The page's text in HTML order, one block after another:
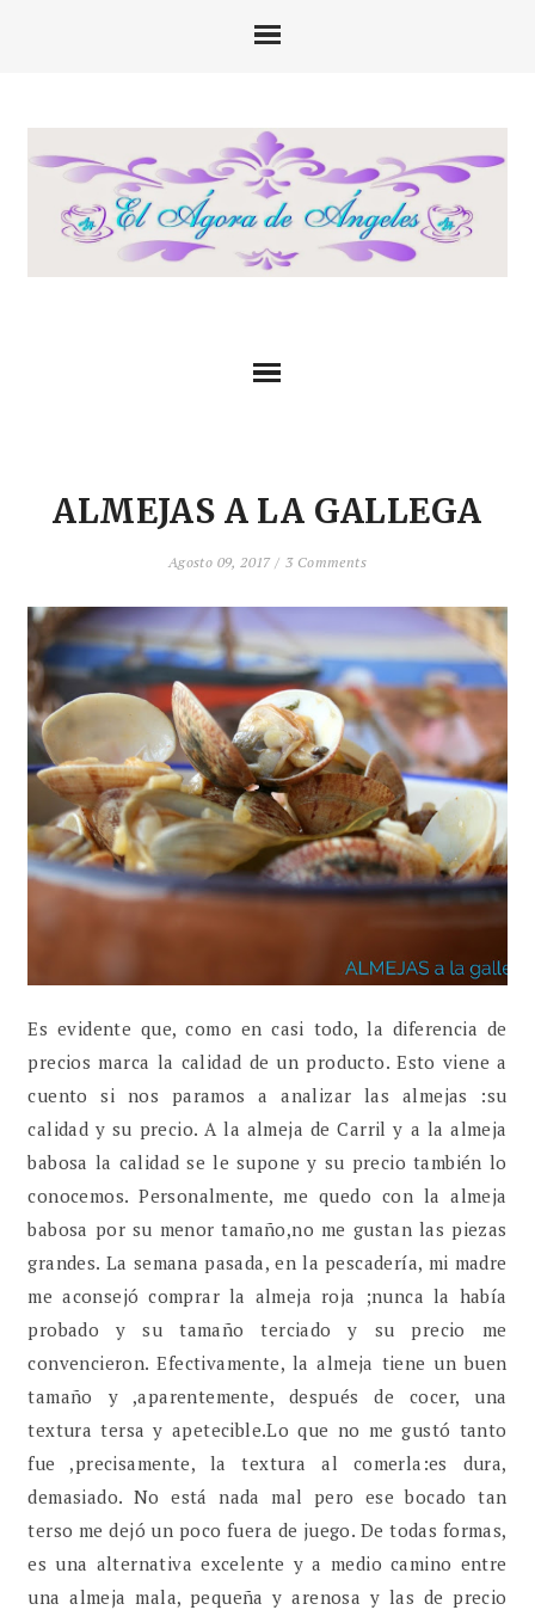
ALMEJAS A LA GALLEGA
Agosto 09, 2017 / 3 Comments
Es evidente que, como en casi todo, la diferencia de
precios marca la calidad de un producto. Esto viene a
cuento si nos paramos a analizar las almejas :su
calidad y su precio. A la almeja de Carril y a la almeja
babosa la calidad se le supone y su precio también lo
conocemos. Personalmente, me quedo con la almeja
babosa por su menor tamaño,no me gustan las piezas
grandes. La semana pasada, en la pescadería, mi madre
me aconsejó comprar la almeja roja ;nunca la había
probado y su tamaño terciado y su precio me
convencieron. Efectivamente, la almeja tiene un buen
tamaño y ,aparentemente, después de cocer, una
textura tersa y apetecible.Lo que no me gustó tanto
fue ,precisamente, la textura al comerla:es dura,
demasiado. No está nada mal pero ese bocado tan
terso me dejó un poco fuera de juego. De todas formas,
es una alternativa excelente y a medio camino entre
una almeja mala, pequeña y arenosa y las de precio